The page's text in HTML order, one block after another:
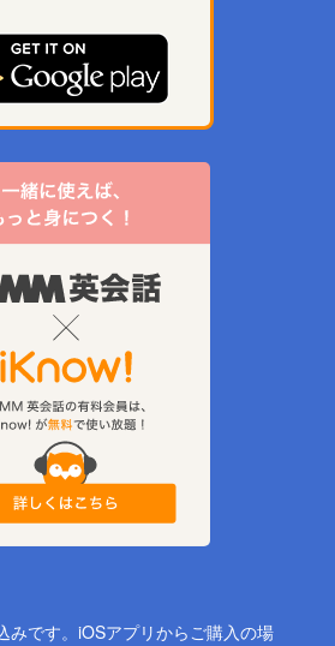
みです。iOSアプリからご購入の場